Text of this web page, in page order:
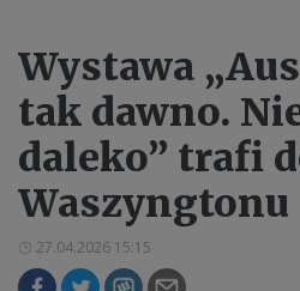
Wystawa
tak dawno.
daleko” trafi
Waszyngtonu
27.04.2026 15:15